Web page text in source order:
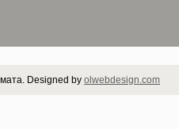
Designed by olwebdesign.com